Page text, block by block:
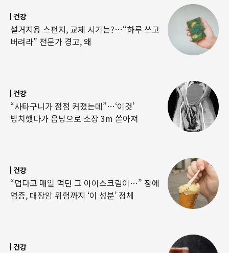
건강
설거지용 스펀지, 교체 시기는?…“하루 쓰고
버려라” 전문가 경고, 왜
건강
“사타구니가 점점 커졌는데”…‘이것’
방치했다가 음낭으로 소장 3m 쏟아져
건강
“덥다고 매일 먹던 그 아이스크림이…” 장에
염증, 대장암 위험까지 ‘이 성분’ 정체
건강